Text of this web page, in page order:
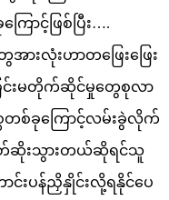
ောင့်ဖြစ်ပြီး….
းလုံးဟာတဖြေးဖြေး
င်းမတိုက်ဆိုင်မှုတွေစုလာ
စတစ်ခုကြောင့်လမ်းခွဲလိုက်
တ်ဆိုးသွားတယ်ဆိုရင်သူ
င်းပန်ညှိနှိုင်းလို့ရနိုင်ပေ